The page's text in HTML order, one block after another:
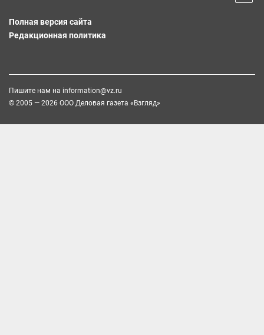
Полная версия сайта
Редакционная политика
Пишите нам на information@vz.ru
© 2005 — 2026 ООО Деловая газета «Взгляд»